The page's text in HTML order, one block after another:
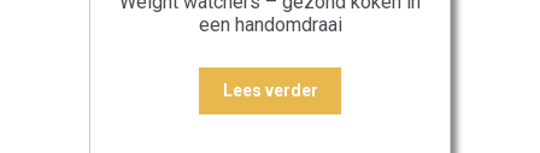
een handomdraai
Lees verder